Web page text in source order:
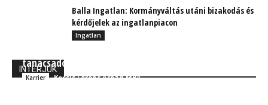
Balla Ingatlan: Kormányváltás utáni bizakodás és
kérdőjelek az ingatlanpiacon
Ingatlan
INTERJÚK
tanácsadó
Karrier Kocsis Ferenc Árpád MBA